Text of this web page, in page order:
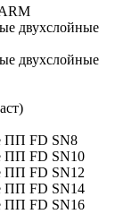
двухслойные
двухслойные
ПП FD SN8
ПП FD SN10
ПП FD SN12
ПП FD SN14
ПП FD SN16